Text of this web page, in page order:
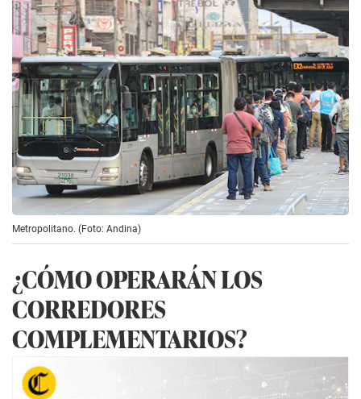
Metropolitano. (Foto: Andina)
¿CÓMO OPERARÁN LOS
CORREDORES
COMPLEMENTARIOS?